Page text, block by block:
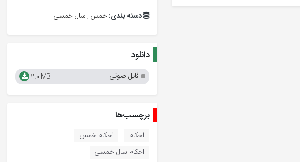
دسته بندی: خمس ,سال خمسی
دانلود
فایل صوتی 2.0 MB
برچسب‌ها
احکام
احکام خمس
احکام سال خمسی